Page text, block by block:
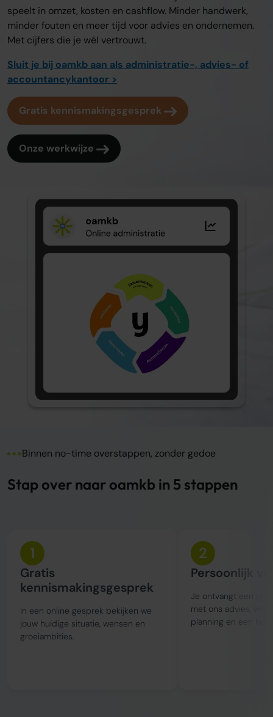
speelt in omzet, kosten en cashflow. Minder handwerk,
minder fouten en meer tijd voor advies en ondernemen.
Met cijfers die je wél vertrouwt.
Sluit je bij oamkb aan als administratie-, advies- of
accountancykantoor >
Gratis kennismakingsgesprek
Onze werkwijze
Binnen no-time overstappen, zonder gedoe
Stap over naar oamkb in 5 stappen
1
Gratis
kennismakingsgesprek
In een online gesprek bekijken we
jouw huidige situatie, wensen en
groeiambities.
2
Persoonlijk
Je ontvangt een
met ons advies,
planning en een